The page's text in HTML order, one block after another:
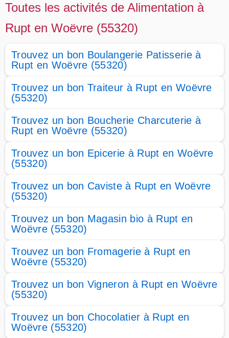
Toutes les activités de Alimentation à
Rupt en Woëvre (55320)
Trouvez un bon Boulangerie Patisserie à
Rupt en Woëvre (55320)
Trouvez un bon Traiteur à Rupt en Woëvre
(55320)
Trouvez un bon Boucherie Charcuterie à
Rupt en Woëvre (55320)
Trouvez un bon Epicerie à Rupt en Woëvre
(55320)
Trouvez un bon Caviste à Rupt en Woëvre
(55320)
Trouvez un bon Magasin bio à Rupt en
Woëvre (55320)
Trouvez un bon Fromagerie à Rupt en
Woëvre (55320)
Trouvez un bon Vigneron à Rupt en Woëvre
(55320)
Trouvez un bon Chocolatier à Rupt en
Woëvre (55320)